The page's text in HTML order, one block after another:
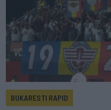
BUKARESTI RAPID